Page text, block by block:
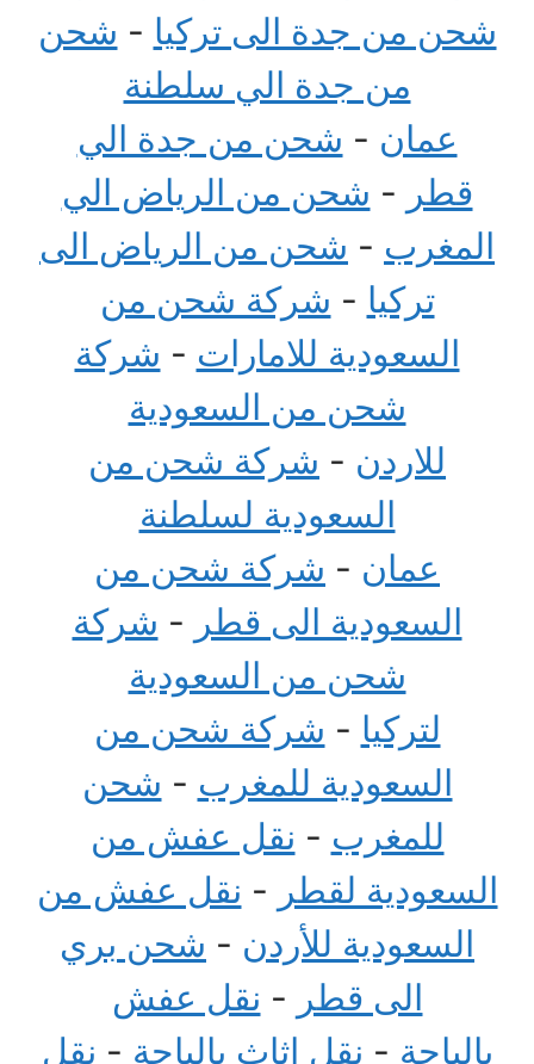
شحن من جدة الى تركيا - شحن
من جدة الي سلطنة
عمان - شحن من جدة الي
قطر - شحن من الرياض الي
المغرب - شحن من الرياض الى
تركيا - شركة شحن من
السعودية للامارات - شركة
شحن من السعودية
للاردن - شركة شحن من
السعودية لسلطنة
عمان - شركة شحن من
السعودية الى قطر - شركة
شحن من السعودية
لتركيا - شركة شحن من
السعودية للمغرب - شحن
للمغرب - نقل عفش من
السعودية لقطر - نقل عفش من
السعودية للأردن - شحن بري
الى قطر - نقل عفش
بالباحة - نقل اثاث بالباحة - نقل